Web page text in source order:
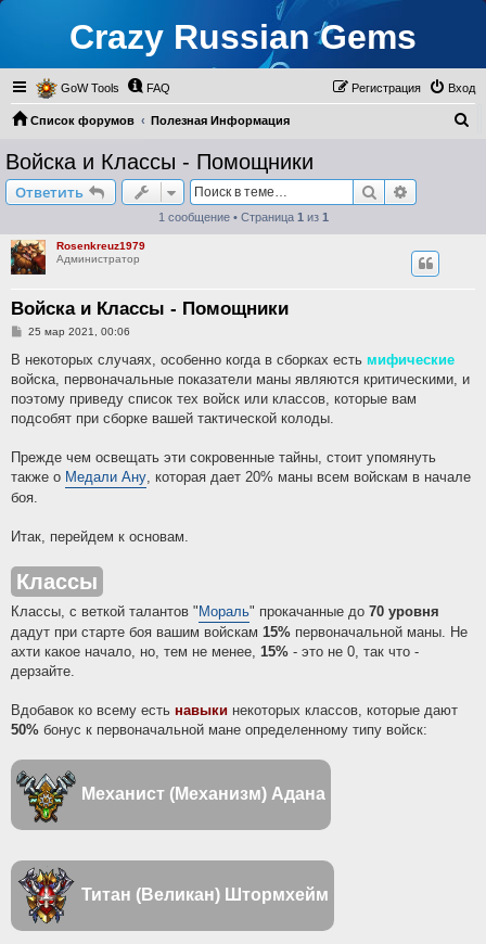
Crazy Russian Gems
GoW Tools FAQ Вход
Регистрация
Список форумов
Полезная Информация
Войска и Классы - Помощники
Ответить Поиск
1 сообщение • Страница 1 из 1
Rosenkreuz1979
Администратор
Войска и Классы - Помощники
С
о
щ
е
и
25 мар 2021, 00:06
В некоторых случаях, особенно когда в сборках есть мифические
войска, первоначальные показатели маны являются критическими, и
поэтому приведу список тех войск или классов, которые вам
подсобят при сборке вашей тактической колоды.
Прежде чем освещать эти сокровенные тайны, стоит упомянуть
также о Медали Ану, которая дает 20% маны всем войскам в начале
боя.
Итак, перейдем к основам.
Классы
Классы, с веткой талантов " Мораль" прокачанные до 70 уровня
дадут при старте боя вашим войскам 15% первоначальной маны. Не
ахти какое начало, но, тем не менее, 15% - это не 0, так что -
дерзайте.
Вдобавок ко всему есть навыки некоторых классов, которые дают
50% бонус к первоначальной мане определенному типу войск:
Механист (Механизм) Адана
Титан (Великан) Штормхейм